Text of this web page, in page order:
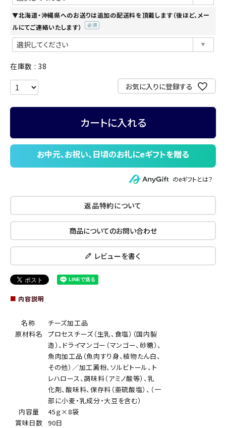
▼北海道・沖縄県へのお送りは追加の配送料を頂戴します（後ほど、メー
ルにてご連絡いたします）
在庫数
38
お気に入りに登録する
カートに入れる
のeギフトとは？
返品特約について
商品についてのお問い合わせ
レビューを書く
■ 内容説明
名称
チーズ加工品
原材料名
プロセスチーズ（生乳、食塩）（国内製
造）、ドライマンゴー（マンゴー、砂糖）、
魚肉加工品（魚肉すり身、植物たん白、
その他）／加工澱粉、ソルビトール、ト
レハロース、調味料（アミノ酸等）、乳
化剤、酸味料、保存料（亜硫酸塩）、（一
部に小麦・乳成分・大豆を含む）
内容量
45ｇ×8袋
賞味日数 90日